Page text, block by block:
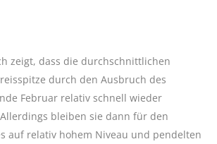
zeigt, dass die durchschnittlichen
durch den Ausbruch des
Februar relativ schnell wieder
bleiben sie dann für den
auf relativ hohem Niveau und pendelten